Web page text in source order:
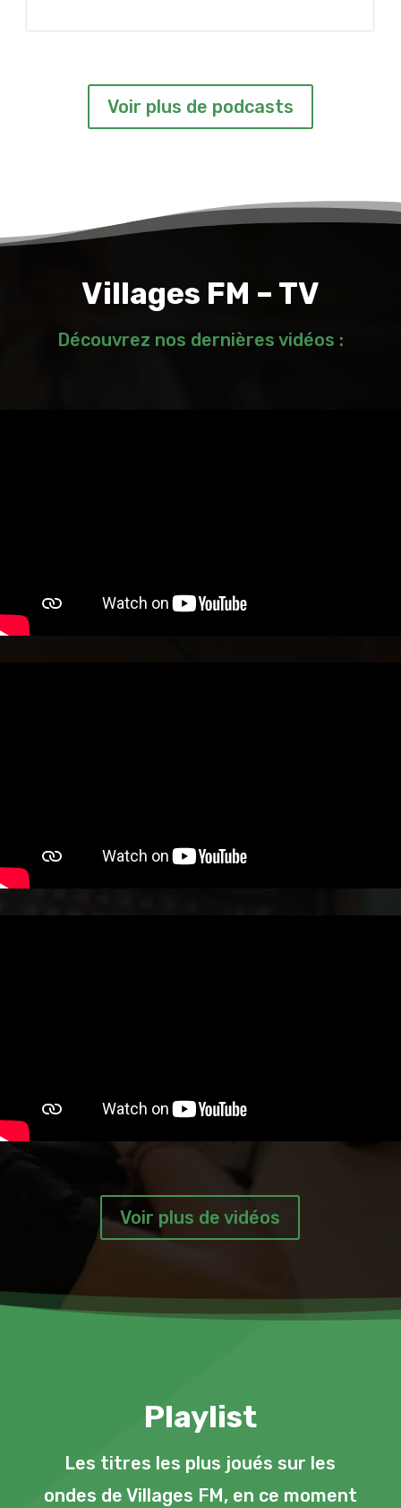
Voir plus de podcasts
Villages FM – TV
Découvrez nos dernières vidéos :
Voir plus de vidéos
Playlist
Les titres les plus joués sur les
ondes de Villages FM, en ce moment